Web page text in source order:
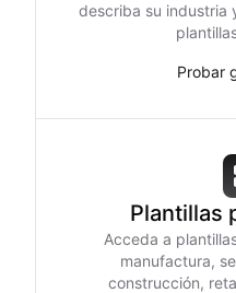
describa su industria
Probar
Plantillas
Acceda a
manufactura,
construcción,